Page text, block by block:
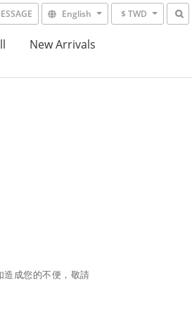
English $ TWD
New Arrivals
成您的不便，敬請